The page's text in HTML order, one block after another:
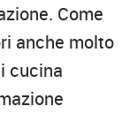
Come
anche molto
cucina